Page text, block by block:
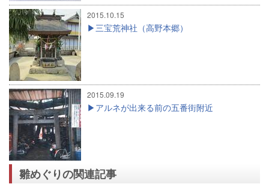
2015.10.15
三宝荒神社（高野本郷）
2015.09.19
アルネが出来る前の五番街附近
雛めぐりの関連記事